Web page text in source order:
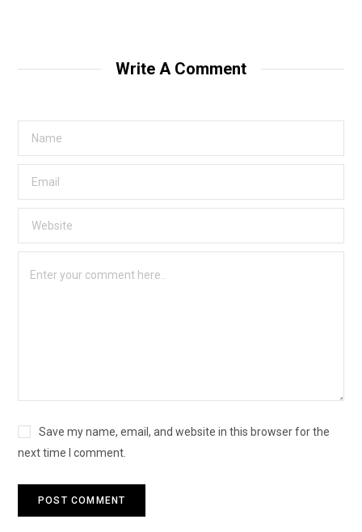
Write A Comment
Save my name, email, and website in this browser for the
next time I comment.